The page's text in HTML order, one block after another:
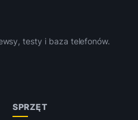
testy i baza telefonów.
SPRZĘT